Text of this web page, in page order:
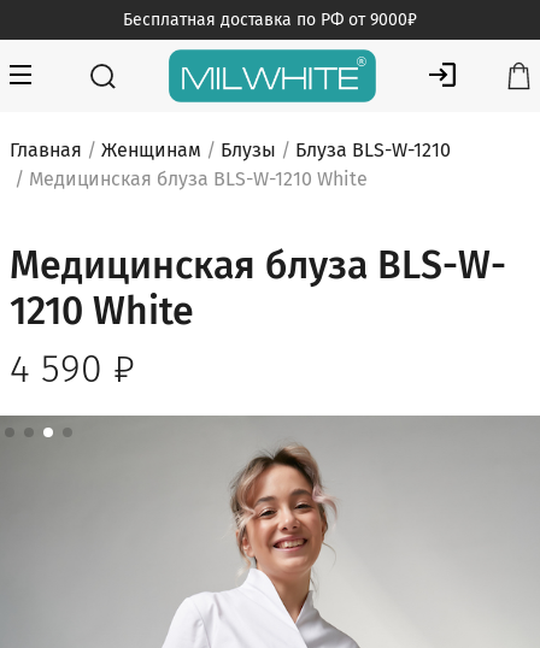
to
content
Бесплатная доставка по РФ от 9000₽
MILWHITE
MILWHITE — интернет магазин медицинской одежды
Главная / Женщинам / Блузы / Блуза BLS-W-1210
/ Медицинская блуза BLS-W-1210 White
Медицинская блуза BLS-W-
1210 White
4 590 ₽